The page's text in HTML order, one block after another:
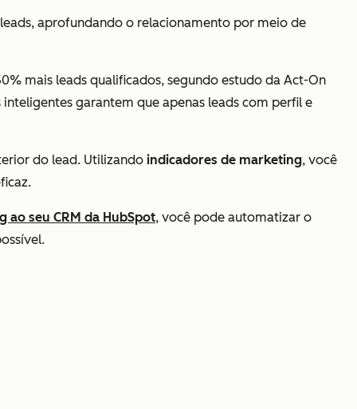
aprofundando o relacionamento por meio de
mais leads qualificados, segundo estudo da Act-On
garantem que apenas leads com perfil e
do lead. Utilizando indicadores de marketing, você
ao seu CRM da HubSpot, você pode automatizar o